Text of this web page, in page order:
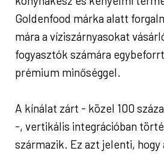
Goldenfood márka alatt
mára a víziszárnyasokat
fogyasztók számára
prémium minőséggel.
A kínálat zárt - közel 100
-, vertikális integrációban
származik. Ez azt jelenti, hogy